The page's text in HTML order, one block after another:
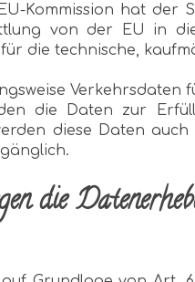
Kommission hat der
von der EU in
die technische,
die Daten zur
diese Daten
die